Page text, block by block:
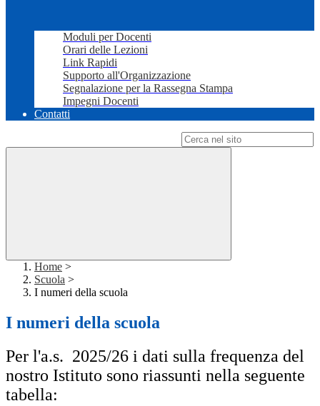
Moduli per Docenti
Orari delle Lezioni
Link Rapidi
Supporto all'Organizzazione
Segnalazione per la Rassegna Stampa
Impegni Docenti
Contatti
Home >
Scuola >
I numeri della scuola
I numeri della scuola
Per l'a.s. 2025/26 i dati sulla frequenza del
nostro Istituto sono riassunti nella seguente
tabella: